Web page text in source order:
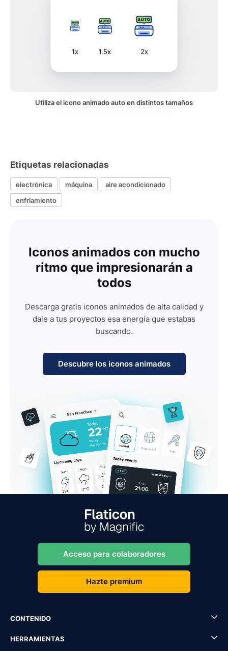
1x 1.5x 2x
Utiliza el icono animado auto en distintos tamaños
Etiquetas relacionadas
electrónica máquina
aire acondicionado
enfriamiento
Iconos animados con mucho
ritmo que impresionarán a
todos
Descarga gratis iconos animados de alta calidad y
dale a tus proyectos esa energía que estabas
buscando.
Descubre los iconos animados
Acceso para colaboradores
Hazte premium
CONTENIDO
HERRAMIENTAS